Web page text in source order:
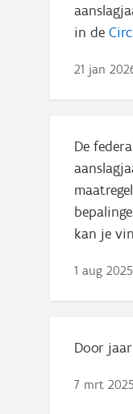
in de
21 jan
De
kan je
1 aug
Door
7 mrt